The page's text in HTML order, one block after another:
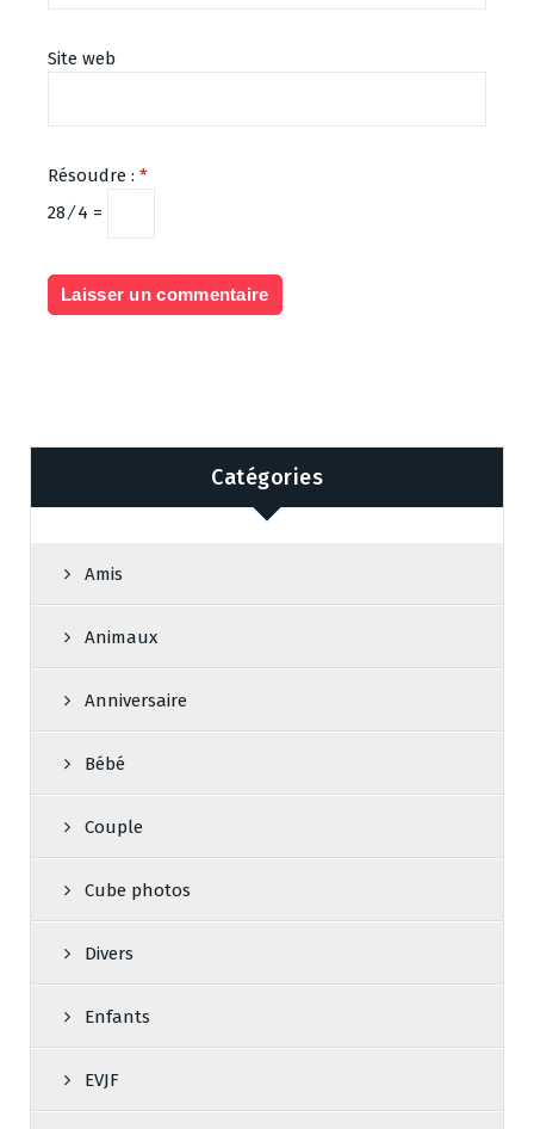
Site web
Résoudre : *
28 ⁄ 4 =
Catégories
Amis
Animaux
Anniversaire
Bébé
Couple
Cube photos
Divers
Enfants
EVJF